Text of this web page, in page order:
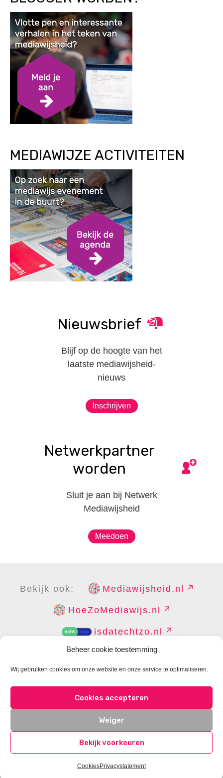
Beheer cookie toestemming
Wij gebruiken cookies om onze website en onze service te optimaliseren.
Cookies accepteren
Weiger
Bekijk voorkeuren
CookiesPrivacystatement
MEDIAWIJZE ACTIVITEITEN
Nieuwsbrief
Blijf op de hoogte van het
laatste mediawijsheid-
nieuws
Inschrijven
Netwerkpartner
worden
Sluit je aan bij Netwerk
Mediawijsheid
Meedoen
Bekijk ook: Mediawijsheid.nl
HoeZoMediawijs.nl
isdatechtzo.nl
DISCLAIMER PRIVACY
CONTACT
COOKIES BEHEREN